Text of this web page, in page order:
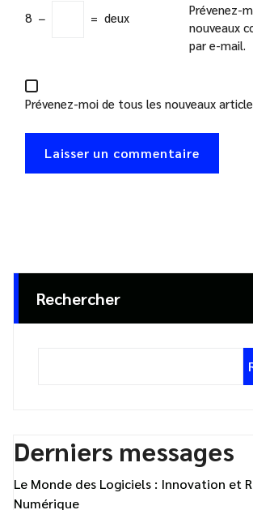
8 − = deux
Prévenez-
nouveaux
par e-mail.
Prévenez-moi de tous les nouveaux
Rechercher
Derniers messages
Le Monde des Logiciels : Innovation et
Numérique